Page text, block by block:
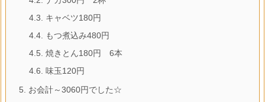
4.3.
キャベツ180円
4.4.
もつ煮込み480円
4.5. 焼きとん180円 6本
4.6. 味玉120円
5.
お会計～3060円でした☆